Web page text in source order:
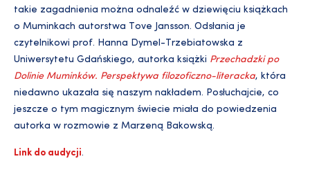
takie zagadnienia można odnaleźć w dziewięciu książkach
o Muminkach autorstwa Tove Jansson. Odsłania je
czytelnikowi prof. Hanna Dymel-Trzebiatowska z
Uniwersytetu Gdańskiego, autorka książki Przechadzki po
Dolinie Muminków. Perspektywa filozoficzno-literacka, która
niedawno ukazała się naszym nakładem. Posłuchajcie, co
jeszcze o tym magicznym świecie miała do powiedzenia
autorka w rozmowie z Marzeną Bakowską.
Link do audycji.